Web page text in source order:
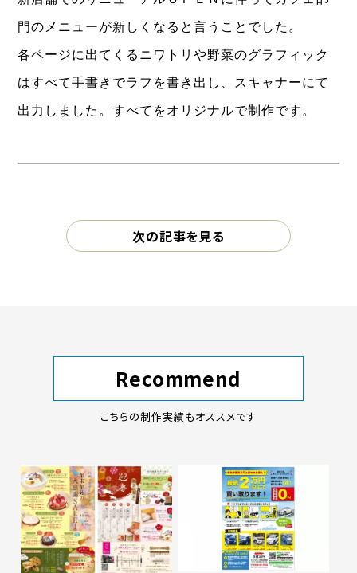
門のメニューが新しくなると言うことでした。
各ページに出てくるニワトリや野菜のグラフィック
はすべて手書きでラフを書き出し、スキャナーにて
出力しました。すべてをオリジナルで制作です。
次の記事を見る
Recommend
こちらの制作実績もオススメです